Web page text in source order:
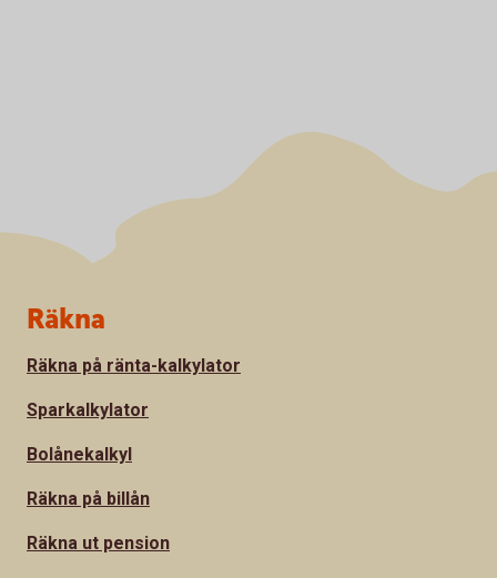
Sidfot
Räkna
Räkna på ränta-kalkylator
Sparkalkylator
Bolånekalkyl
Räkna på billån
Räkna ut pension